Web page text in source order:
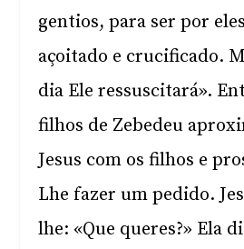
gentios, para ser por
açoitado e crucificado.
dia Ele ressuscitará».
filhos de Zebedeu
Jesus com os filhos e
Lhe fazer um pedido.
lhe: «Que queres?» Ela